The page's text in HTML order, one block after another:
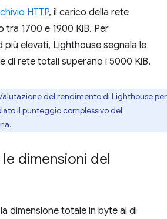
HTTP, il carico della rete
tra 1700 e 1900 KiB. Per
più elevati, Lighthouse segnala le
di rete totali superano i 5000 KiB.
del rendimento di Lighthouseper
il punteggio complessivo del
dimensioni del
dimensione totale in byte al di